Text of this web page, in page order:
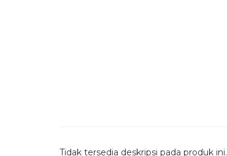
Tidak tersedia deskripsi pada produk ini.